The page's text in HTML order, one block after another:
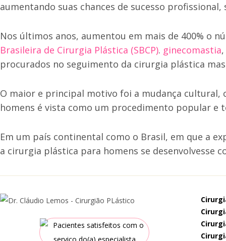
aumentando suas chances de sucesso
Nos últimos anos, aumentou em mais de 400% o
Brasileira de Cirurgia Plástica (SBCP). ginecomastia
procurados no seguimento da cirurgia plástica
O maior e principal motivo foi a mudança cultural,
homens é vista como um procedimento popular e
Em um país continental como o Brasil, em que a
a cirurgia plástica para homens se desenvolvesse